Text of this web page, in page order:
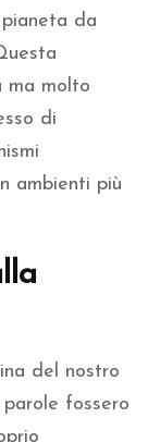
da
ma molto
di
ambienti più
del nostro
fossero